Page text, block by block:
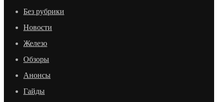
Без рубрики
Новости
Железо
Обзоры
Анонсы
Гайды